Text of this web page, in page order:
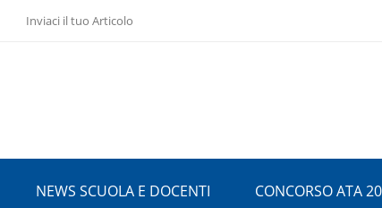
Inviaci il tuo Articolo
NEWS SCUOLA E DOCENTI CONCORSO ATA